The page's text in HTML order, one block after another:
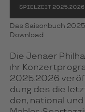
Das Saisonbuch
Download
Die Jenaer
ihr
2025.2026
dung des die
den, natio­nal